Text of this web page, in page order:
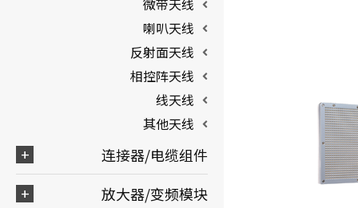
微带天线
喇叭天线
反射面天线
相控阵天线
线天线
其他天线
连接器/电缆组件
放大器/变频模块